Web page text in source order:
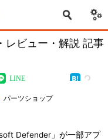
レビュー・解説 記事
LINE
パーツショップ
Defender」が一部アプ